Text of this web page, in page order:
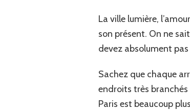
La ville lumière,
son présent. On ne
devez absolument
Sachez que chaque
endroits très branchés
Paris est beaucoup